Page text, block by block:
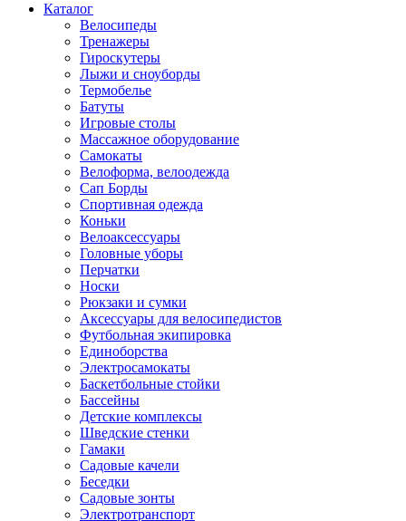
Каталог
Велосипеды
Тренажеры
Гироскутеры
Лыжи и сноуборды
Термобелье
Батуты
Игровые столы
Массажное оборудование
Самокаты
Велоформа, велоодежда
Сап Борды
Спортивная одежда
Коньки
Велоаксессуары
Головные уборы
Перчатки
Носки
Рюкзаки и сумки
Аксессуары для велосипедистов
Футбольная экипировка
Единоборства
Электросамокаты
Баскетбольные стойки
Бассейны
Детские комплексы
Шведские стенки
Гамаки
Садовые качели
Беседки
Садовые зонты
Электротранспорт